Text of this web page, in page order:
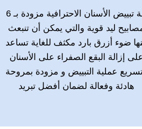
آلة تبييض الأسنان الاحترافية مزودة بـ 6
ليد قوية والتي يمكن أن تنبعث
ضوء أزرق بارد مكثف للغاية تساعد
على إزالة البقع الصفراء على الأسنان
عملية التبييض و مزودة بمروحة
هادئة وفعالة لضمان أفضل تبريد